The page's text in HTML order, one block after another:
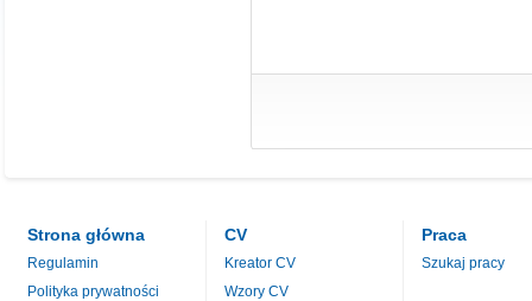
Strona główna
Regulamin
Polityka prywatności
CV
Kreator CV
Wzory CV
Praca
Szukaj pracy